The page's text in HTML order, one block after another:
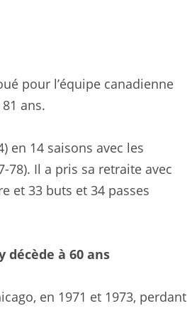
pour l’équipe canadienne
ans.
en 14 saisons avec les
78). Il a pris sa retraite avec
et 33 buts et 34 passes
décède à 60 ans
en 1971 et 1973, perdant